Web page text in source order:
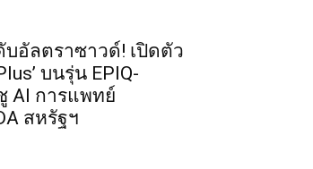
อัลตราซาวด์! เปิดตัว
บนรุ่น EPIQ-
AI การแพทย์
สหรัฐฯ